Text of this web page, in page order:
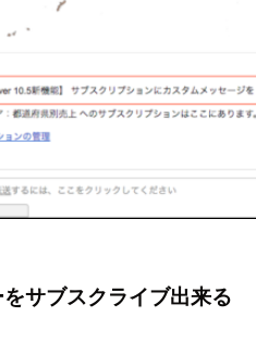
サブスクライブ出来る